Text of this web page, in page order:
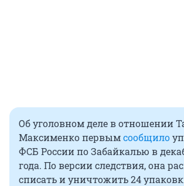
Об уголовном деле в отношении
Максименко первымсообщило
ФСБ России по Забайкалью в
года. По версии следствия, она
списать и уничтожить 24